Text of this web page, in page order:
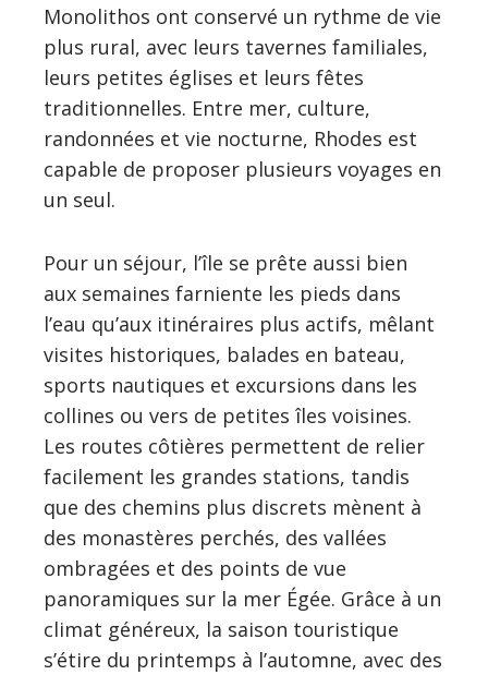
Monolithos ont conservé un rythme de vie
plus rural, avec leurs tavernes familiales,
leurs petites églises et leurs fêtes
traditionnelles. Entre mer, culture,
randonnées et vie nocturne, Rhodes est
capable de proposer plusieurs voyages en
un seul.
Pour un séjour, l’île se prête aussi bien
aux semaines farniente les pieds dans
l’eau qu’aux itinéraires plus actifs, mêlant
visites historiques, balades en bateau,
sports nautiques et excursions dans les
collines ou vers de petites îles voisines.
Les routes côtières permettent de relier
facilement les grandes stations, tandis
que des chemins plus discrets mènent à
des monastères perchés, des vallées
ombragées et des points de vue
panoramiques sur la mer Égée. Grâce à un
climat généreux, la saison touristique
s’étire du printemps à l’automne, avec des